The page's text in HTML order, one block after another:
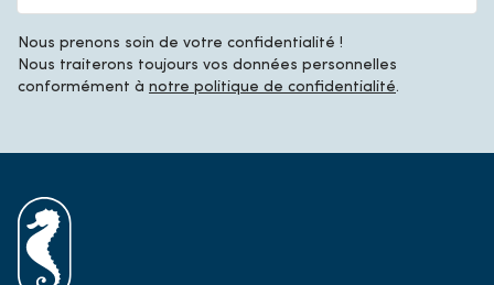
Nous prenons soin de votre confidentialité !
Nous traiterons toujours vos données personnelles
conformément à notre politique de confidentialité.